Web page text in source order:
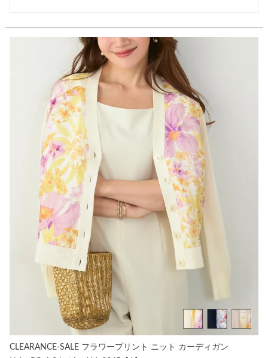
CLEARANCE-SALE フラワープリント ニット カーディガン